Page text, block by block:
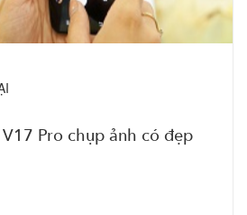
Pro chụp ảnh có đẹp